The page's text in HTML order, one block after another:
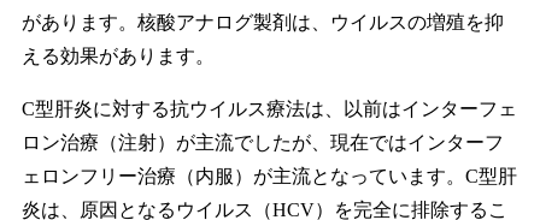
があります。核酸アナログ製剤は、ウイルスの増殖を抑
える効果があります。
C型肝炎に対する抗ウイルス療法は、以前はインターフェ
ロン治療（注射）が主流でしたが、現在ではインターフ
ェロンフリー治療（内服）が主流となっています。C型肝
炎は、原因となるウイルス（HCV）を完全に排除するこ